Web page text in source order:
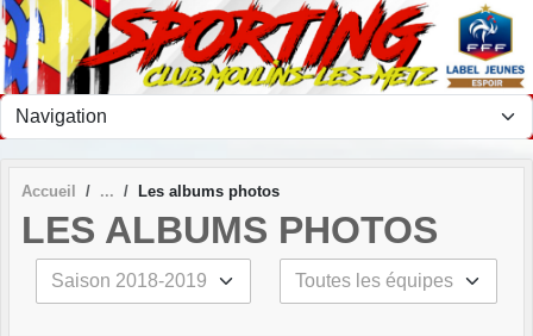
Accueil Les albums photos
LES ALBUMS PHOTOS
Panneau de gestion des cookies